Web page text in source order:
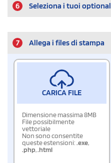
6 Seleziona i tuoi optional
7 Allega i files di stampa
CARICA FILE
Dimensione massima 8MB
File possibilmente
vettoriale
Non sono consentite
queste estensioni:.exe,
.php,.html